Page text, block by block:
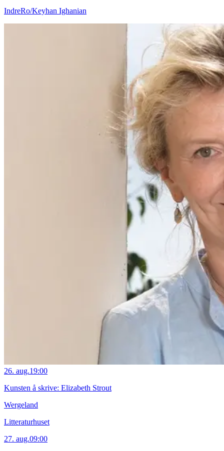
IndreRo/Keyhan Ighanian
26. aug.19:00
Kunsten å skrive: Elizabeth Strout
Wergeland
Litteraturhuset
27. aug.09:00